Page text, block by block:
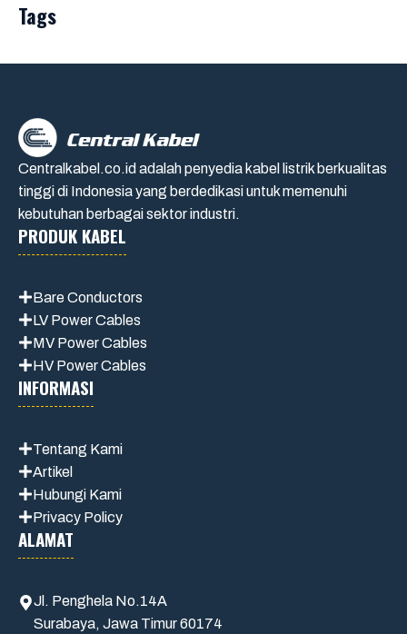
Tags
Centralkabel.co.id adalah penyedia kabel listrik berkualitas
tinggi di Indonesia yang berdedikasi untuk memenuhi
kebutuhan berbagai sektor industri.
PRODUK KABEL
Bare Conductors
LV Power Cables
MV Power Cables
HV Power Cables
INFORMASI
Tentang Kami
Artikel
Hubungi Kami
Privacy Policy
ALAMAT
Jl. Penghela No.14A
Surabaya, Jawa Timur 60174